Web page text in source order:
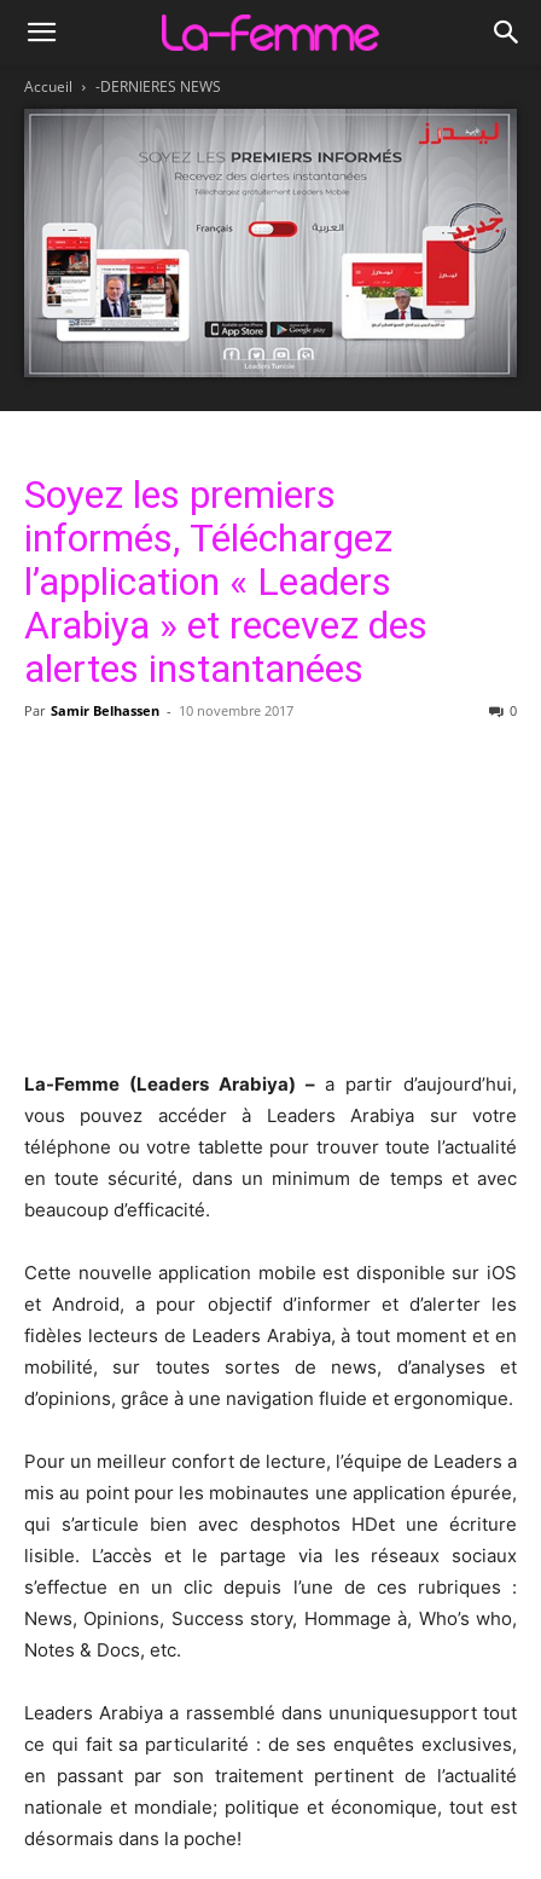
Accueil -DERNIERES NEWS
Soyez les premiers
informés, Téléchargez
l’application « Leaders
Arabiya » et recevez des
alertes instantanées
Par Samir Belhassen - 10 novembre 2017 0
La-Femme (Leaders Arabiya) – a partir d’aujourd’hui,
vous pouvez accéder à Leaders Arabiya sur votre
téléphone ou votre tablette pour trouver toute l’actualité
en toute sécurité, dans un minimum de temps et avec
beaucoup d’efficacité.
Cette nouvelle application mobile est disponible sur iOS
et Android, a pour objectif d’informer et d’alerter les
fidèles lecteurs de Leaders Arabiya, à tout moment et en
mobilité, sur toutes sortes de news, d’analyses et
d’opinions, grâce à une navigation fluide et ergonomique.
Pour un meilleur confort de lecture, l’équipe de Leaders a
mis au point pour les mobinautes une application épurée,
qui s’articule bien avec desphotos HDet une écriture
lisible. L’accès et le partage via les réseaux sociaux
s’effectue en un clic depuis l’une de ces rubriques :
News, Opinions, Success story, Hommage à, Who’s who,
Notes & Docs, etc.
Leaders Arabiya a rassemblé dans ununiquesupport tout
ce qui fait sa particularité : de ses enquêtes exclusives,
en passant par son traitement pertinent de l’actualité
nationale et mondiale; politique et économique, tout est
désormais dans la poche!